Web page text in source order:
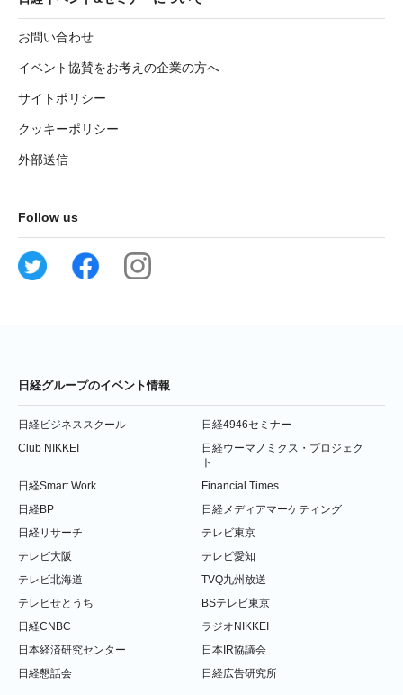
お問い合わせ
イベント協賛をお考えの企業の方へ
サイトポリシー
クッキーポリシー
外部送信
Follow us
日経グループのイベント情報
日経ビジネススクール
日経4946セミナー
Club NIKKEI
日経ウーマノミクス・プロジェク
ト
日経Smart Work
Financial Times
日経BP
日経メディアマーケティング
日経リサーチ
テレビ東京
テレビ大阪
テレビ愛知
テレビ北海道
TVQ九州放送
テレビせとうち
BSテレビ東京
日経CNBC
ラジオNIKKEI
日本経済研究センター
日本IR協議会
日経懇話会
日経広告研究所